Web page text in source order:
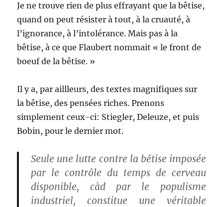
Je ne trouve rien de plus effrayant que la bêtise,
quand on peut résister à tout, à la cruauté, à
l’ignorance, à l’intolérance. Mais pas à la
bêtise, à ce que Flaubert nommait « le front de
boeuf de la bêtise. »
Il y a, par aillleurs, des textes magnifiques sur
la bêtise, des pensées riches. Prenons
simplement ceux-ci: Stiegler, Deleuze, et puis
Bobin, pour le dernier mot.
Seule une lutte contre la bêtise imposée
par le contrôle du temps de cerveau
disponible, càd par le populisme
industriel, constitue une véritable